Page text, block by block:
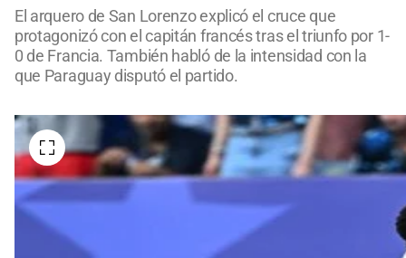
El arquero de San Lorenzo explicó el cruce que
protagonizó con el capitán francés tras el triunfo por 1-
0 de Francia. También habló de la intensidad con la
que Paraguay disputó el partido.